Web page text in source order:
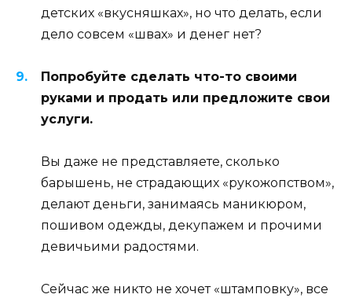
детских «вкусняшках», но что делать, если
дело совсем «швах» и денег нет?
Попробуйте сделать что-то своими
руками и продать или предложите свои
услуги.
Вы даже не представляете, сколько
барышень, не страдающих «рукожопством»,
делают деньги, занимаясь маникюром,
пошивом одежды, декупажем и прочими
девичьими радостями.
Сейчас же никто не хочет «штамповку», все